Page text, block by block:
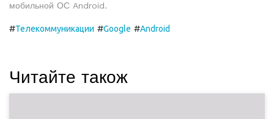
мобильной ОС Android.
#Телекоммуникации #Google #Android
Читайте також